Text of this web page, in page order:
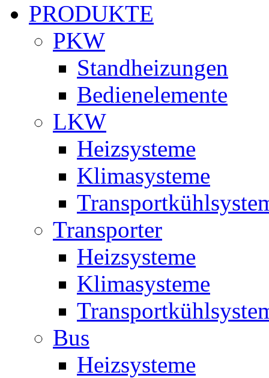
PRODUKTE
PKW
Standheizungen
Bedienelemente
LKW
Heizsysteme
Klimasysteme
Transporter
Heizsysteme
Klimasysteme
Bus
Heizsysteme